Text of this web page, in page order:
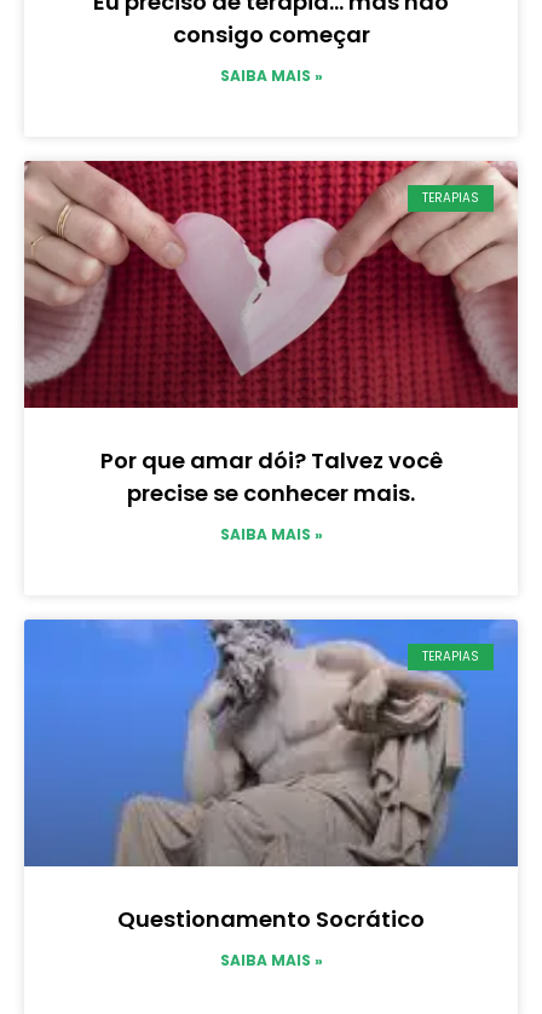
consigo começar
SAIBA MAIS »
TERAPIAS
Por que amar dói? Talvez você
precise se conhecer mais.
SAIBA MAIS »
TERAPIAS
Questionamento Socrático
SAIBA MAIS »